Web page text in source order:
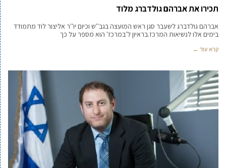
תכירו את אברהם גולדברג מלוד
אברהם גולדברג לשעבר סגן ראש המועצה בגב''ש וכיום יו''ר אליצור לוד מתמודד
בימים אלו לנשיאות המרכז.בראיון ל'במרכז' הוא מספר על כך
קרא עוד ←